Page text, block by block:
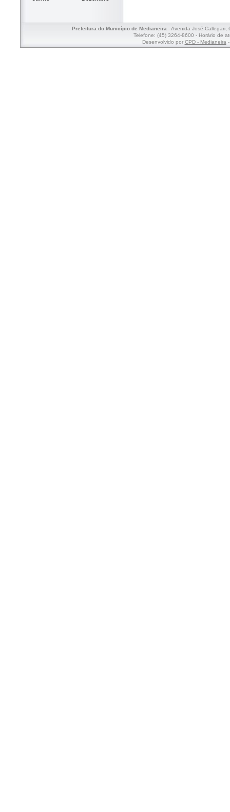
Prefeitura do Município de Medianeira- Avenida José Callegari,
Telefone: (45) 3264-8600 - Horário de
Desenvolvido por CPD - Medianeira-